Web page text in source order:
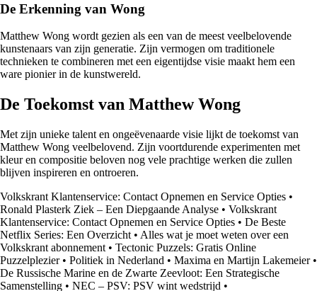
De Erkenning van Wong
Matthew Wong wordt gezien als een van de meest veelbelovende
kunstenaars van zijn generatie. Zijn vermogen om traditionele
technieken te combineren met een eigentijdse visie maakt hem een
ware pionier in de kunstwereld.
De Toekomst van Matthew Wong
Met zijn unieke talent en ongeëvenaarde visie lijkt de toekomst van
Matthew Wong veelbelovend. Zijn voortdurende experimenten met
kleur en compositie beloven nog vele prachtige werken die zullen
blijven inspireren en ontroeren.
Volkskrant Klantenservice: Contact Opnemen en Service Opties •
Ronald Plasterk Ziek – Een Diepgaande Analyse • Volkskrant
Klantenservice: Contact Opnemen en Service Opties • De Beste
Netflix Series: Een Overzicht • Alles wat je moet weten over een
Volkskrant abonnement • Tectonic Puzzels: Gratis Online
Puzzelplezier• Politiek in Nederland • Maxima en Martijn Lakemeier•
De Russische Marine en de Zwarte Zeevloot: Een Strategische
Samenstelling • NEC – PSV: PSV wint wedstrijd •